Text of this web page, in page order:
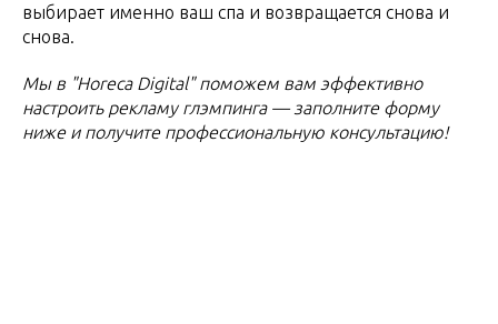
выбирает именно ваш спа и возвращается снова и
снова.
Мы в "Horeca Digital" поможем вам эффективно
настроить рекламу глэмпинга — заполните форму
ниже и получите профессиональную консультацию!